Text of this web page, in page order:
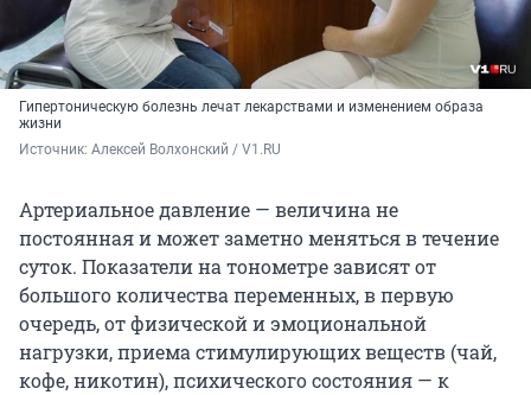
Гипертоническую болезнь лечат лекарствами и изменением образа
жизни
Источник: Алексей Волхонский / V1.RU
Артериальное давление — величина не
постоянная и может заметно меняться в течение
суток. Показатели на тонометре зависят от
большого количества переменных, в первую
очередь, от физической и эмоциональной
нагрузки, приема стимулирующих веществ (чай,
кофе, никотин), психического состояния — к